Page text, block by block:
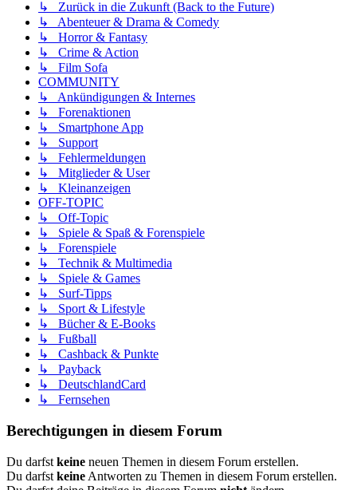
↳ Zurück in die Zukunft (Back to the Future)
↳ Abenteuer & Drama & Comedy
↳ Horror & Fantasy
↳ Crime & Action
↳ Film Sofa
COMMUNITY
↳ Ankündigungen & Internes
↳ Forenaktionen
↳ Smartphone App
↳ Support
↳ Fehlermeldungen
↳ Mitglieder & User
↳ Kleinanzeigen
OFF-TOPIC
↳ Off-Topic
↳ Spiele & Spaß & Forenspiele
↳ Forenspiele
↳ Technik & Multimedia
↳ Spiele & Games
↳ Surf-Tipps
↳ Sport & Lifestyle
↳ Bücher & E-Books
↳ Fußball
↳ Cashback & Punkte
↳ Payback
↳ DeutschlandCard
↳ Fernsehen
Berechtigungen in diesem Forum
Du darfst keine neuen Themen in diesem Forum erstellen.
Du darfst keine Antworten zu Themen in diesem Forum erstellen.